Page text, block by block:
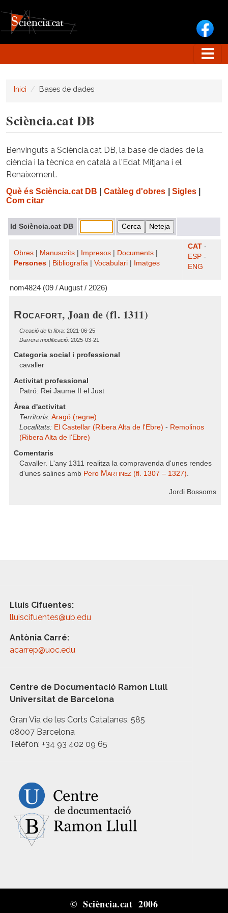
Inici Bases de dades
Sciència.cat DB
Benvinguts a Sciència.cat DB, la base de dades de la
ciència i la tècnica en català a l'Edat Mitjana i el
Renaixement.
Què és Sciència.cat DB Catàleg d'obres Sigles|
Com citar
Id Sciència.cat DB
Obres Manuscrits Impresos Documents
Persones
Bibliografia Vocabulari Imatges
CAT -
ESP -
ENG
nom4824 (09 / August / 2026)
Rocafort, Joan de (fl. 1311)
Creació de la fitxa: 2021-06-25
Darrera modificació: 2025-03-21
Categoria social i professional
cavaller
Activitat professional
Patró: Rei Jaume II el Just
Àrea d'activitat
Territoris: Aragó (regne)
Localitats: El Castellar (Ribera Alta de l'Ebre) - Remolinos
(Ribera Alta de l'Ebre)
Comentaris
Cavaller. L'any 1311 realitza la compravenda d'unes rendes
d'unes salines amb Pero Martinez (fl. 1307 – 1327).
Jordi Bossoms
Lluís Cifuentes:
lluiscifuentes@ub.edu
Antònia Carré:
acarrep@uoc.edu
Centre de Documentació Ramon Llull
Universitat de Barcelona
Gran Via de les Corts Catalanes, 585
08007 Barcelona
Telèfon: +34 93 402 09 65
© Sciència.cat 2006